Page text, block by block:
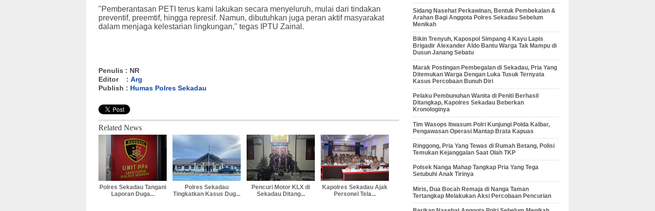
"Pemberantasan PETI terus kami lakukan secara menyeluruh, mulai dari tindakan
preventif, preemtif, hingga represif. Namun, dibutuhkan juga peran aktif masyarakat
dalam menjaga kelestarian lingkungan," tegas IPTU Zainal.
Penulis : NR
Editor : Arg
Publish : Humas Polres Sekadau
Related News
Polres Sekadau Tangani
Laporan Duga...
Polres Sekadau
Tingkatkan Kasus Dug...
Pencuri Motor KLX di
Sekadau Ditang...
Kapolres Sekadau Ajak
Personel Tela...
Sidang Nasehat Perkawinan, Bentuk Pembekalan &
Arahan Bagi Anggota Polres Sekadau Sebelum
Menikah
Bikin Trenyuh, Kapospol Simpang 4 Kayu Lapis
Brigadir Alexander Aldo Bantu Warga Tak Mampu di
Dusun Janang Sebatu
Marak Postingan Pembegalan di Sekadau, Pria Yang
Ditemukan Warga Dengan Luka Tusuk Ternyata
Kasus Percobaan Bunuh Diri
Pelaku Pembunuhan Wanita di Peniti Berhasil
Ditangkap, Kapolres Sekadau Beberkan
Kronologinya
Tim Wasops Itwasum Polri Kunjungi Polda Kalbar,
Pengawasan Operasi Mantap Brata Kapuas
Ringgong, Pria Yang Tewas di Rumah Betang, Polisi
Temukan Kejanggalan Saat Olah TKP
Polsek Nanga Mahap Tangkap Pria Yang Tega
Setubuhi Anak Tirinya
Miris, Dua Bocah Remaja di Nanga Taman
Tertangkap Melakukan Aksi Percobaan Pencurian